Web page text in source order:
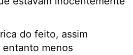
do feito, assim
menos